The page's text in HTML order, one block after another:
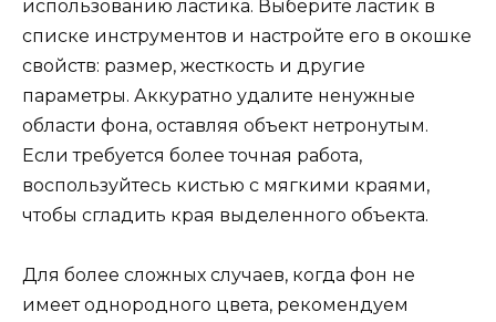
использованию ластика. Выберите ластик в
списке инструментов и настройте его в окошке
свойств: размер, жесткость и другие
параметры. Аккуратно удалите ненужные
области фона, оставляя объект нетронутым.
Если требуется более точная работа,
воспользуйтесь кистью с мягкими краями,
чтобы сгладить края выделенного объекта.
Для более сложных случаев, когда фон не
имеет однородного цвета, рекомендуем